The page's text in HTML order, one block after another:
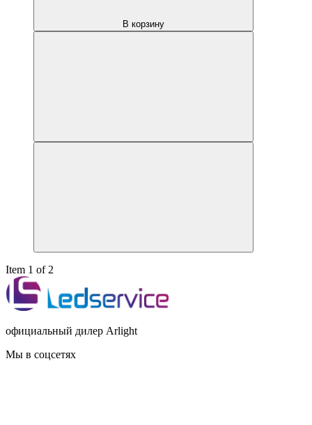
В корзину
Item 1 of 2
официальный дилер Arlight
Мы в соцсетях